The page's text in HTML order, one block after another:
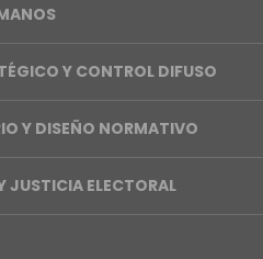
Y CONTROL DIFUSO
Y DISEÑO NORMATIVO
JUSTICIA ELECTORAL